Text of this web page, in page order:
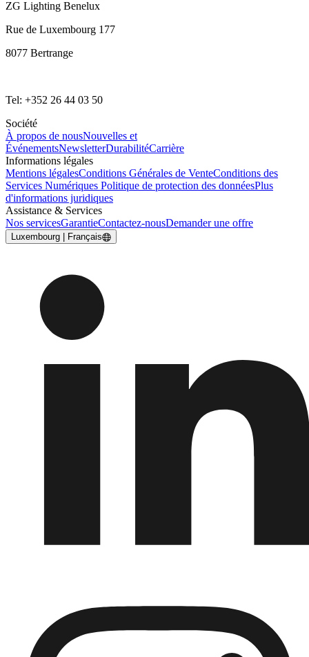
ZG Lighting Benelux
Rue de Luxembourg 177
8077 Bertrange
Tel: +352 26 44 03 50
Société
À propos de nousNouvelles et
ÉvénementsNewsletterDurabilitéCarrière
Informations légales
Mentions légalesConditions Générales de VenteConditions des
Services Numériques Politique de protection des donnéesPlus
d'informations juridiques
Assistance & Services
Nos servicesGarantieContactez-nousDemander une offre
Luxembourg | Français